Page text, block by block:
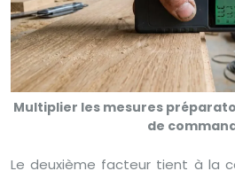
Multiplier les mesures
de
Le deuxième facteur tient à la